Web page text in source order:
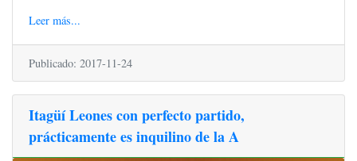
Leer más...
Publicado: 2017-11-24
Itagüí Leones con perfecto partido,
prácticamente es inquilino de la A